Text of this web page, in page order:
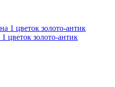
цветок золото-антик